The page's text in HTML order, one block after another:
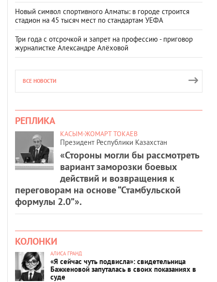
Новый символ спортивного Алматы: в городе строится
стадион на 45 тысяч мест по стандартам УЕФА
Три года с отсрочкой и запрет на профессию - приговор
журналистке Александре Алёховой
ВСЕ НОВОСТИ
РЕПЛИКА
КАСЫМ-ЖОМАРТ ТОКАЕВ
Президент Республики Казахстан
«Стороны могли бы рассмотреть
вариант заморозки боевых
действий и возвращения к
переговорам на основе “Стамбульской
формулы 2.0”».
КОЛОНКИ
АЛИСА ГРАНД
«Я сейчас чуть подвисла»: свидетельница
Бажкеновой запуталась в своих показаниях в
суде